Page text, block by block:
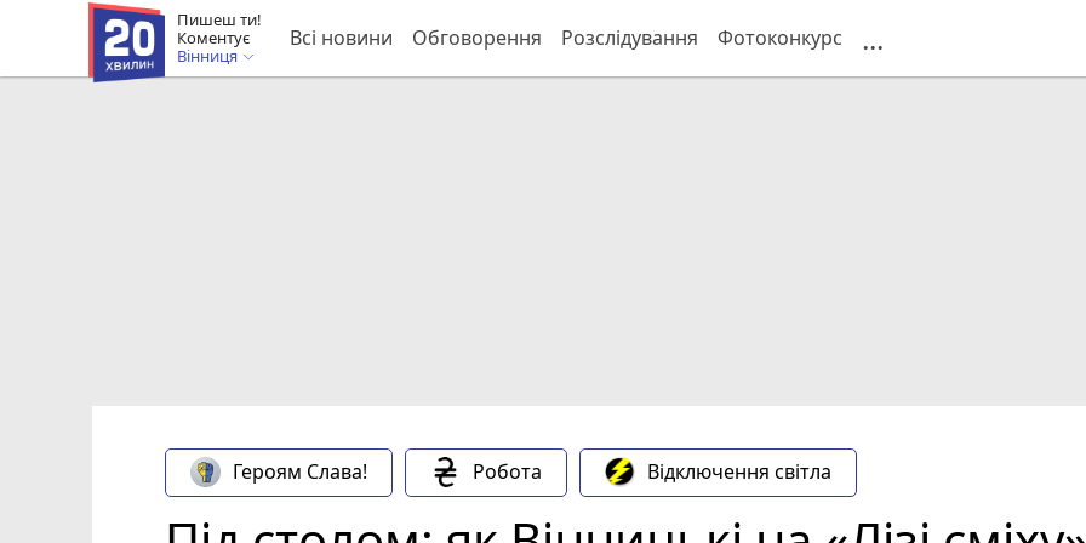
Пишеш ти!
Коментує
Вінниця
Всі новини Обговорення Розслідування Фотоконкурс ...
Героям Слава! Робота Відключення світла